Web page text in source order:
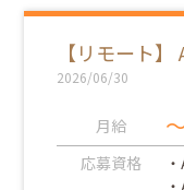
【リモート
2026/06/30
月給
応募資格